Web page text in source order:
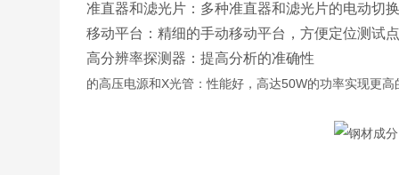
准直器和滤光片：多种准直器和滤光片的电动切
移动平台：精细的手动移动平台，方便定位测试
高分辨率探测器：提高分析的准确性
的高压电源和X光管：性能好，高达50W的功率实现更高